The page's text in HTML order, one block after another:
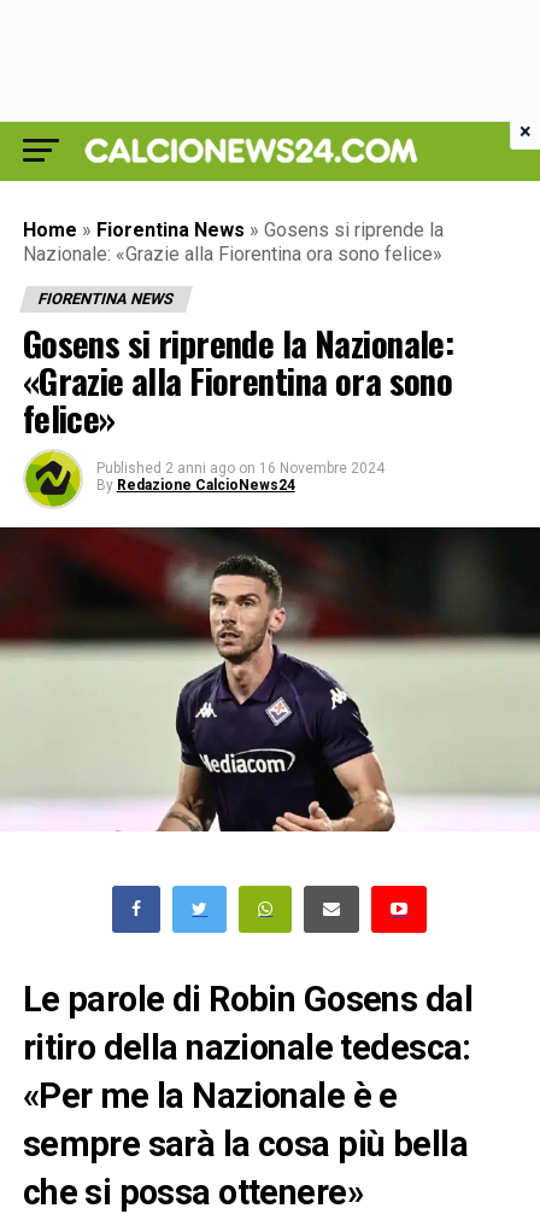
Home » Fiorentina News » Gosens si riprende la
Nazionale: «Grazie alla Fiorentina ora sono felice»
FIORENTINA NEWS
Gosens si riprende la Nazionale:
«Grazie alla Fiorentina ora sono
felice»
Published 2 anni ago on 16 Novembre 2024
By Redazione CalcioNews24
Le parole di Robin Gosens dal
ritiro della nazionale tedesca:
«Per me la Nazionale è e
sempre sarà la cosa più bella
che si possa ottenere»
×